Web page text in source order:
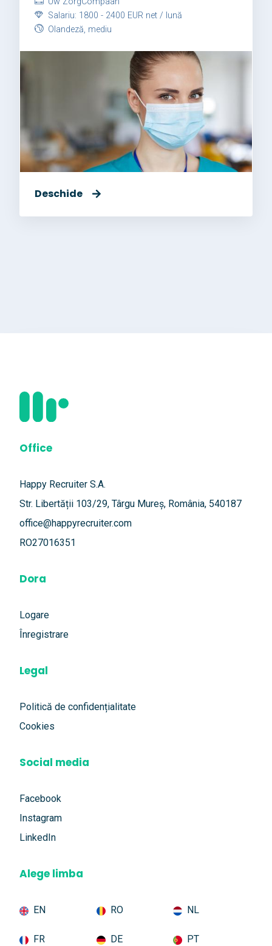
Salariu: 1800 - 2400 EUR net / lună
Olandeză, mediu
Deschide
Office
Happy Recruiter S.A.
Str. Libertății 103/29, Târgu Mureș, România, 540187
office@happyrecruiter.com
RO27016351
Dora
Logare
Înregistrare
Legal
Politică de confidențialitate
Cookies
Social media
Facebook
Instagram
LinkedIn
Alege limba
EN RO NL
FR DE PT